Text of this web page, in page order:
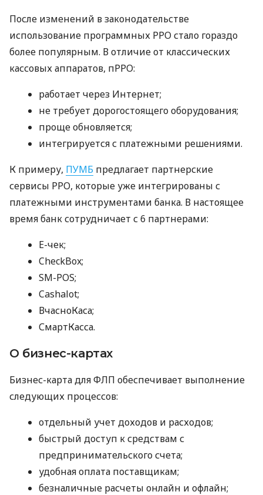
После изменений в законодательстве
использование программных РРО стало гораздо
более популярным. В отличие от классических
кассовых аппаратов, пРРО:
работает через Интернет;
не требует дорогостоящего оборудования;
проще обновляется;
интегрируется с платежными решениями.
К примеру, ПУМБ предлагает партнерские
сервисы РРО, которые уже интегрированы с
платежными инструментами банка. В настоящее
время банк сотрудничает с 6 партнерами:
E-чек;
CheckBox;
SM-POS;
Cashalot;
ВчасноКаса;
СмартКасса.
О бизнес-картах
Бизнес-карта для ФЛП обеспечивает выполнение
следующих процессов:
отдельный учет доходов и расходов;
быстрый доступ к средствам с
предпринимательского счета;
удобная оплата поставщикам;
безналичные расчеты онлайн и офлайн;